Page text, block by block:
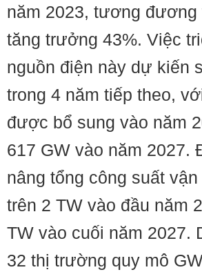
năm 2023, tương
tăng trưởng 43%. Việc
nguồn điện này dự kiến
trong 4 năm tiếp theo,
được bổ sung vào năm
617 GW vào năm 2027.
nâng tổng công suất
trên 2 TW vào đầu năm
TW vào cuối năm 2027.
32 thị trường quy mô